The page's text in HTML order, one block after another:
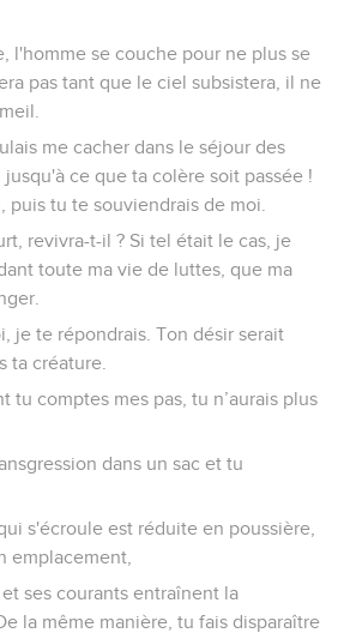
l'homme se couche pour ne plus se
pas tant que le ciel subsistera, il ne
me cacher dans le séjour des
jusqu'à ce que ta colère soit passée !
puis tu te souviendrais de moi.
revivra-t-il ? Si tel était le cas, je
toute ma vie de luttes, que ma
je te répondrais. Ton désir serait
ta créature.
tu comptes mes pas, tu n’aurais plus
dans un sac et tu
s'écroule est réduite en poussière,
emplacement,
et ses courants entraînent la
la même manière, tu fais disparaître